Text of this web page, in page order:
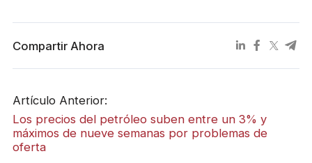
Compartir Ahora
Artículo Anterior:
Los precios del petróleo suben entre un 3% y
máximos de nueve semanas por problemas de
oferta